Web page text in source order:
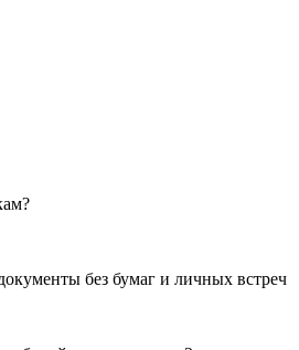
без бумаг и личных встреч